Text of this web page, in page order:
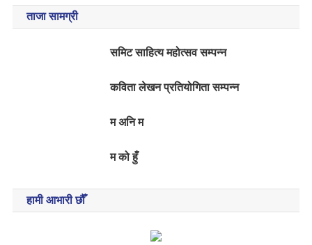
ताजा सामग्री
समिट साहित्य महोत्सव सम्पन्न
कविता लेखन प्रतियोगिता सम्पन्न
म अनि म
म को हुँ
हामी आभारी छौँ